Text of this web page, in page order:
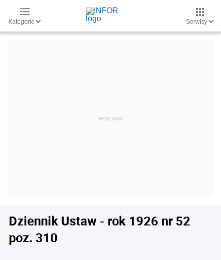
Kategorie Serwisy
Dziennik Ustaw - rok 1926 nr 52
poz. 310